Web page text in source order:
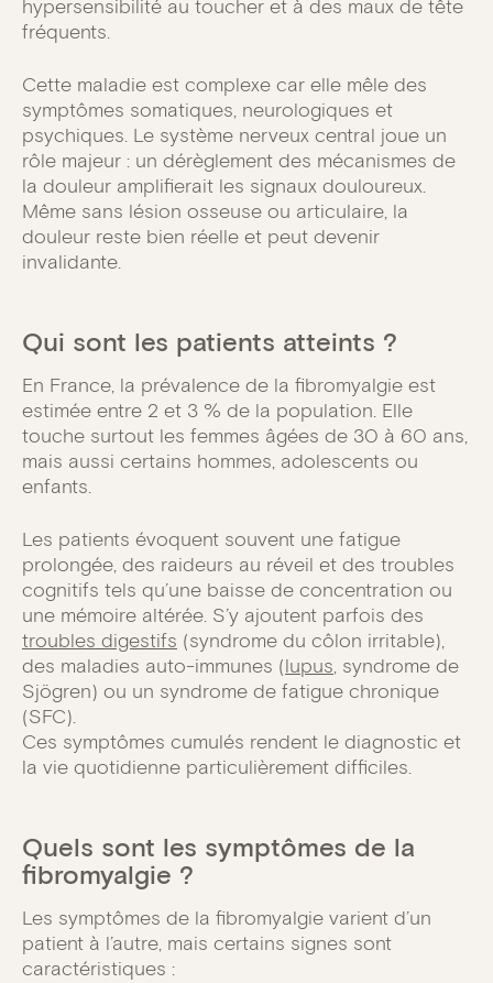
hypersensibilité au toucher et à des maux de tête
fréquents.
Cette maladie est complexe car elle mêle des
symptômes somatiques, neurologiques et
psychiques. Le système nerveux central joue un
rôle majeur : un dérèglement des mécanismes de
la douleur amplifierait les signaux douloureux.
Même sans lésion osseuse ou articulaire, la
douleur reste bien réelle et peut devenir
invalidante.
Qui sont les patients atteints ?
En France, la prévalence de la fibromyalgie est
estimée entre 2 et 3 % de la population. Elle
touche surtout les femmes âgées de 30 à 60 ans,
mais aussi certains hommes, adolescents ou
enfants.
Les patients évoquent souvent une fatigue
prolongée, des raideurs au réveil et des troubles
cognitifs tels qu’une baisse de concentration ou
une mémoire altérée. S’y ajoutent parfois des
troubles digestifs (syndrome du côlon irritable),
des maladies auto-immunes (lupus, syndrome de
Sjögren) ou un syndrome de fatigue chronique
(SFC).
Ces symptômes cumulés rendent le diagnostic et
la vie quotidienne particulièrement difficiles.
Quels sont les symptômes de la
fibromyalgie ?
Les symptômes de la fibromyalgie varient d’un
patient à l’autre, mais certains signes sont
caractéristiques :